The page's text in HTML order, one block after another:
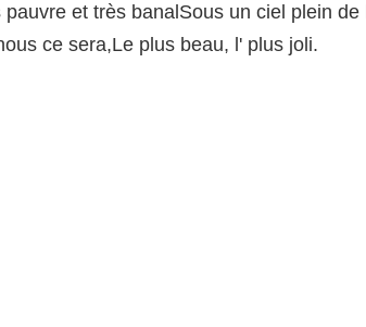
et très banalSous un ciel plein
ce sera,Le plus beau, l' plus joli.